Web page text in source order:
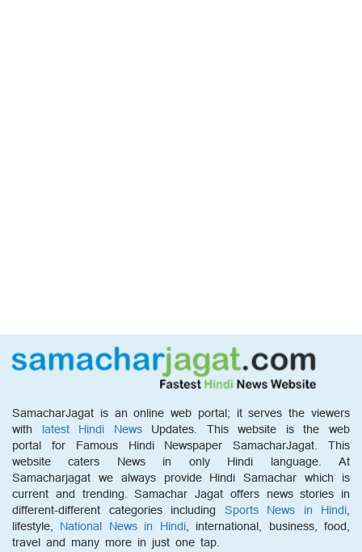
SamacharJagat is an online web portal; it serves the viewers
with latest Hindi NewsUpdates. This website is the web
portal for Famous Hindi Newspaper SamacharJagat. This
website caters News in only Hindi language. At
Samacharjagat we always provide Hindi Samachar which is
current and trending. Samachar Jagat offers news stories in
different-different categories including Sports News in Hindi,
lifestyle, National News in Hindi, international, business, food,
travel and many more in just one tap.